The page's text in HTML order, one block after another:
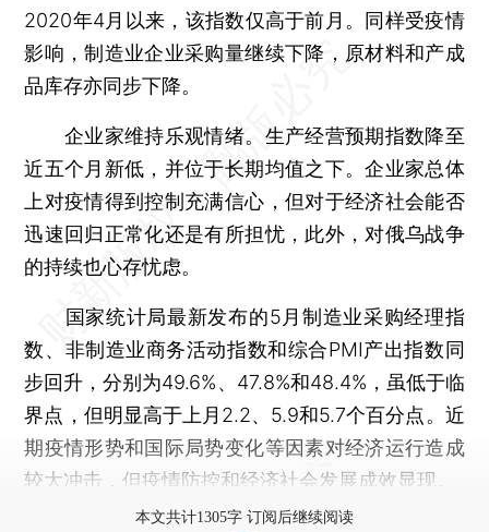
2020年4月以来，该指数仅高于前月。同样受疫情
影响，制造业企业采购量继续下降，原材料和产成
品库存亦同步下降。
企业家维持乐观情绪。生产经营预期指数降至
近五个月新低，并位于长期均值之下。企业家总体
上对疫情得到控制充满信心，但对于经济社会能否
迅速回归正常化还是有所担忧，此外，对俄乌战争
的持续也心存忧虑。
国家统计局最新发布的5月制造业采购经理指
数、非制造业商务活动指数和综合PMI产出指数同
步回升，分别为49.6%、47.8%和48.4%，虽低于临
界点，但明显高于上月2.2、5.9和5.7个百分点。近
期疫情形势和国际局势变化等因素对经济运行造成
较大冲击，但疫情防控和经济社会发展成效显现。
本文共计1305字 订阅后继续阅读